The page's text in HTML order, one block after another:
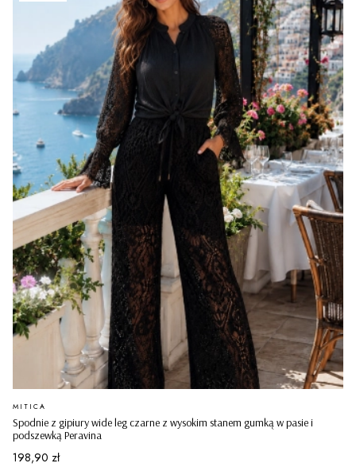
Spodnie z gipiury wide leg czarne z wysokim stanem gumką w pasie i
podszewką Peravina
PRODUCENT
MITICA
Cena
198,90 zł